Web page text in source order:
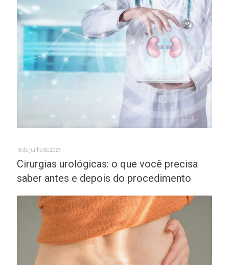
16 de junho de 2023
Cirurgias urológicas: o que você precisa
saber antes e depois do procedimento